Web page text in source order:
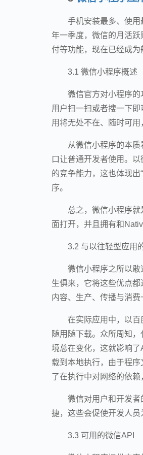
手机安装最多、使
年一季度，微信的月活
付等功能，现在已经成为
3.1 微信小程序概述
微信官方对小程序的
用户扫一扫或者搜一下
用将无处不在、随时可用
从微信小程序的本
口让普通开发者使用。
的竞争能力，这也体现出
序。
总之，微信小程序
面打开，并且拥有和
3.2 与以往轻型应用
微信小程序之所以
生俱来，它将这些优点
内容、生产、传播与消费
在实际应用中，以
随用随下载。众所周知
境总在变化，这就影响
载到本地执行，由于程
了在执行中对网络的依赖
微信对用户和开发
捷，这些会促使开发人员
3.3 可用的微信API